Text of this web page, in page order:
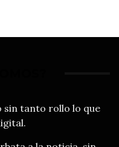
tanto rollo lo que